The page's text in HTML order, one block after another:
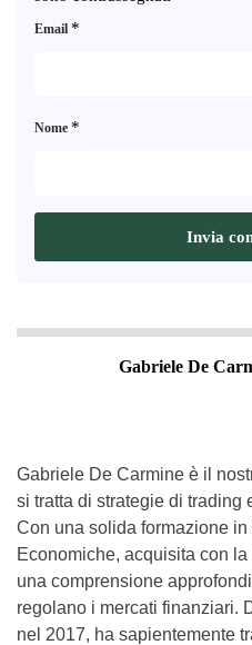
Nome *
Email *
Gabriele De
Gabriele De Carmine è il
si tratta di strategie di trading
Con una solida formazione
Economiche, acquisita con
una comprensione
regolano i mercati finanziari.
nel 2017, ha sapientemente